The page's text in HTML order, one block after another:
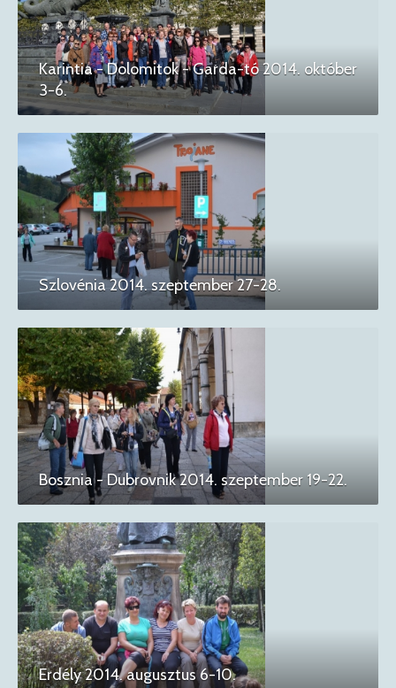
Karintia - Dolomitok - Garda-tó 2014. október
3-6.
Szlovénia 2014. szeptember 27-28.
Bosznia - Dubrovnik 2014. szeptember 19-22.
Erdély 2014. augusztus 6-10.